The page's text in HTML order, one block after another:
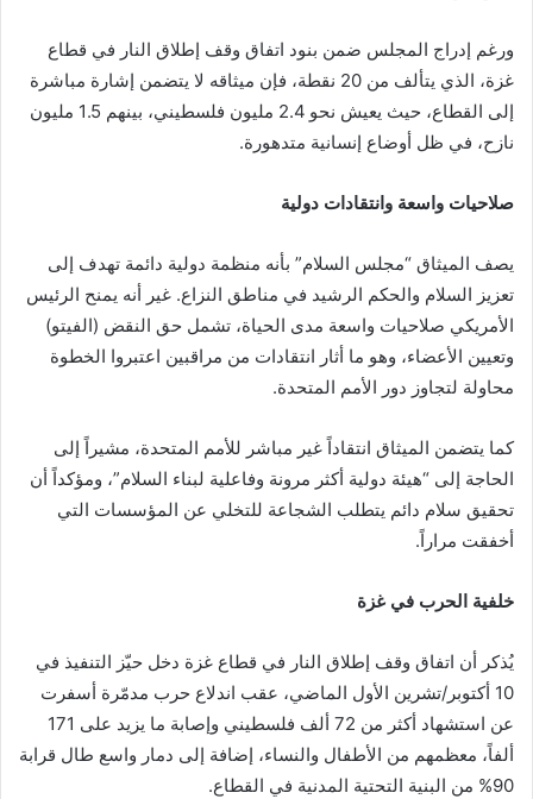
ورغم إدراج المجلس ضمن بنود اتفاق وقف إطلاق النار في قطاع
غزة، الذي يتألف من 20 نقطة، فإن ميثاقه لا يتضمن إشارة مباشرة
إلى القطاع، حيث يعيش نحو 2.4 مليون فلسطيني، بينهم 1.5 مليون
نازح، في ظل أوضاع إنسانية متدهورة.
صلاحيات واسعة وانتقادات دولية
يصف الميثاق “مجلس السلام” بأنه منظمة دولية دائمة تهدف إلى
تعزيز السلام والحكم الرشيد في مناطق النزاع. غير أنه يمنح الرئيس
الأمريكي صلاحيات واسعة مدى الحياة، تشمل حق النقض (الفيتو)
وتعيين الأعضاء، وهو ما أثار انتقادات من مراقبين اعتبروا الخطوة
محاولة لتجاوز دور الأمم المتحدة.
كما يتضمن الميثاق انتقاداً غير مباشر للأمم المتحدة، مشيراً إلى
الحاجة إلى “هيئة دولية أكثر مرونة وفاعلية لبناء السلام”، ومؤكداً أن
تحقيق سلام دائم يتطلب الشجاعة للتخلي عن المؤسسات التي
أخفقت مراراً.
خلفية الحرب في غزة
يُذكر أن اتفاق وقف إطلاق النار في قطاع غزة دخل حيّز التنفيذ في
10 أكتوبر/تشرين الأول الماضي، عقب اندلاع حرب مدمّرة أسفرت
عن استشهاد أكثر من 72 ألف فلسطيني وإصابة ما يزيد على 171
ألفاً، معظمهم من الأطفال والنساء، إضافة إلى دمار واسع طال قرابة
90% من البنية التحتية المدنية في القطاع.